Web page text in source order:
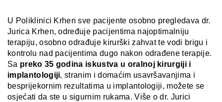
U Poliklinici Krhen sve pacijente osobno pregledava dr.
Jurica Krhen, određuje pacijentima najoptimalniju
terapiju, osobno odrađuje kirurški zahvat te vodi brigu i
kontrolu nad pacijentima dugo nakon odrađene terapije.
Sa preko 35 godina iskustva u oralnoj kirurgiji i
implantologiji, stranim i domaćim usavršavanjima i
besprijekornim rezultatima u implantologiji, možete se
osjećati da ste u sigurnim rukama. Više o dr. Jurici